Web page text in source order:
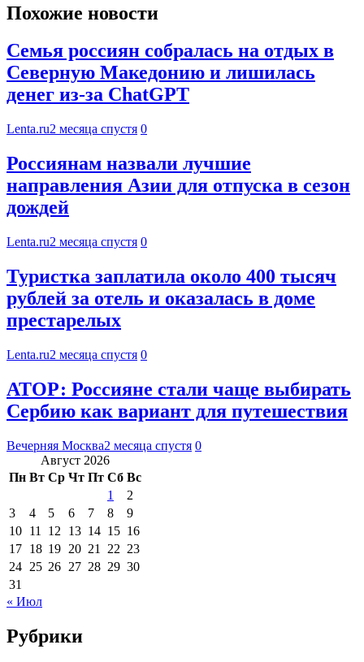
Похожие новости
Семья россиян собралась на отдых в
Северную Македонию и лишилась
денег из-за ChatGPT
Lenta.ru2 месяца спустя 0
Россиянам назвали лучшие
направления Азии для отпуска в сезон
дождей
Lenta.ru2 месяца спустя 0
Туристка заплатила около 400 тысяч
рублей за отель и оказалась в доме
престарелых
Lenta.ru2 месяца спустя 0
АТОР: Россияне стали чаще выбирать
Сербию как вариант для путешествия
Вечерняя Москва2 месяца спустя 0
Август 2026
Пн Вт Ср Чт Пт Сб Вс
1
2
3
4 5 6 7 8
9
10 11 12 13 14 15 16
17 18 19 20 21 22 23
24 25 26 27 28 29 30
31
« Июл
Рубрики